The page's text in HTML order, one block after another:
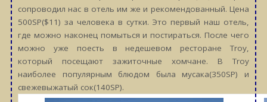
сопроводил нас в отель им же и рекомендованный. Цена
500SP($11) за человека в сутки. Это первый наш отель,
где можно наконец помыться и постираться. После чего
можно уже поесть в недешевом ресторане Troy,
который посещают зажиточные хомчане. В Troy
наиболее популярным блюдом была мусака(350SP) и
свежевыжатый сок(140SP).